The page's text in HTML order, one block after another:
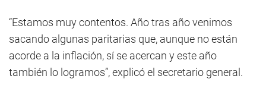
“Estamos muy contentos. Año tras año venimos
sacando algunas paritarias que, aunque no están
acorde a la inflación, sí se acercan y este año
también lo logramos”, explicó el secretario general.